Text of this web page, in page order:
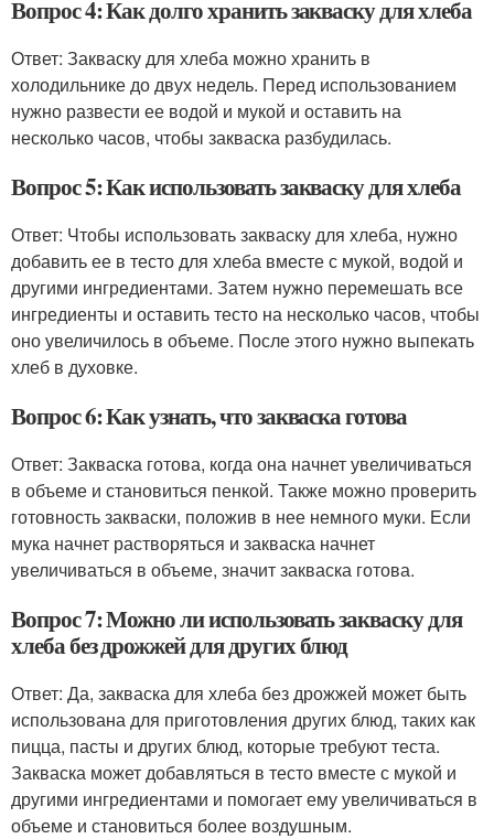
Вопрос 4: Как долго хранить закваску для хлеба
Ответ: Закваску для хлеба можно хранить в
холодильнике до двух недель. Перед использованием
нужно развести ее водой и мукой и оставить на
несколько часов, чтобы закваска разбудилась.
Вопрос 5: Как использовать закваску для хлеба
Ответ: Чтобы использовать закваску для хлеба, нужно
добавить ее в тесто для хлеба вместе с мукой, водой и
другими ингредиентами. Затем нужно перемешать все
ингредиенты и оставить тесто на несколько часов, чтобы
оно увеличилось в объеме. После этого нужно выпекать
хлеб в духовке.
Вопрос 6: Как узнать, что закваска готова
Ответ: Закваска готова, когда она начнет увеличиваться
в объеме и становиться пенкой. Также можно проверить
готовность закваски, положив в нее немного муки. Если
мука начнет растворяться и закваска начнет
увеличиваться в объеме, значит закваска готова.
Вопрос 7: Можно ли использовать закваску для
хлеба без дрожжей для других блюд
Ответ: Да, закваска для хлеба без дрожжей может быть
использована для приготовления других блюд, таких как
пицца, пасты и других блюд, которые требуют теста.
Закваска может добавляться в тесто вместе с мукой и
другими ингредиентами и помогает ему увеличиваться в
объеме и становиться более воздушным.